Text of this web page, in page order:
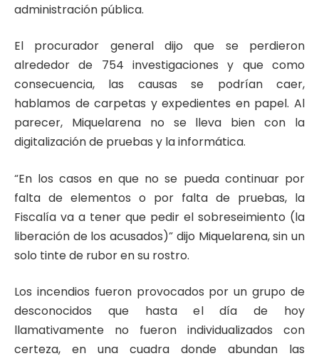
administración pública.
El procurador general dijo que se perdieron
alrededor de 754 investigaciones y que como
consecuencia, las causas se podrían caer,
hablamos de carpetas y expedientes en papel. Al
parecer, Miquelarena no se lleva bien con la
digitalización de pruebas y la informática.
“En los casos en que no se pueda continuar por
falta de elementos o por falta de pruebas, la
Fiscalía va a tener que pedir el sobreseimiento (la
liberación de los acusados)” dijo Miquelarena, sin un
solo tinte de rubor en su rostro.
Los incendios fueron provocados por un grupo de
desconocidos que hasta el día de hoy
llamativamente no fueron individualizados con
certeza, en una cuadra donde abundan las